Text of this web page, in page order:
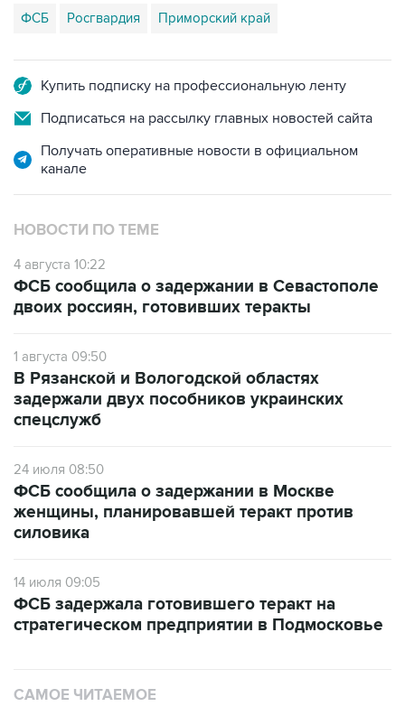
ФСБ Росгвардия Приморский край
Купить подписку на профессиональную ленту
Подписаться на рассылку главных новостей сайта
Получать оперативные новости в официальном
канале
НОВОСТИ ПО ТЕМЕ
4 августа 10:22
ФСБ сообщила о задержании в Севастополе
двоих россиян, готовивших теракты
1 августа 09:50
В Рязанской и Вологодской областях
задержали двух пособников украинских
спецслужб
24 июля 08:50
ФСБ сообщила о задержании в Москве
женщины, планировавшей теракт против
силовика
14 июля 09:05
ФСБ задержала готовившего теракт на
стратегическом предприятии в Подмосковье
САМОЕ ЧИТАЕМОЕ